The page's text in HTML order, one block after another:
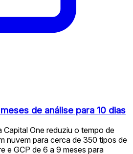
de análise para 10 dias
One reduziu o tempo de
nuvem para cerca de 350 tipos de
e GCP de 6 a 9 meses para